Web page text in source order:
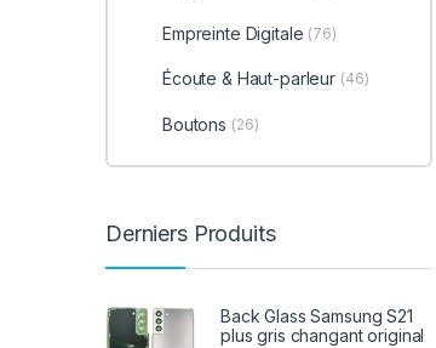
Empreinte Digitale (76)
Écoute & Haut-parleur (46)
Boutons (26)
Derniers Produits
Back Glass Samsung S21
plus gris changant original